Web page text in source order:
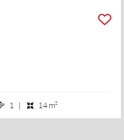
1 banheiros
1 | 14 m²